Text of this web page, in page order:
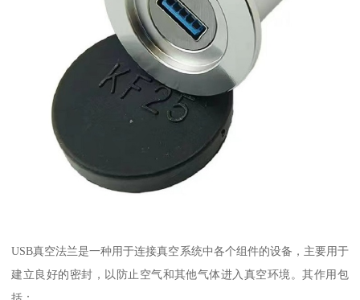
USB真空法兰是一种用于连接真空系统中各个组件的设备，主要用于
建立良好的密封，以防止空气和其他气体进入真空环境。其作用包